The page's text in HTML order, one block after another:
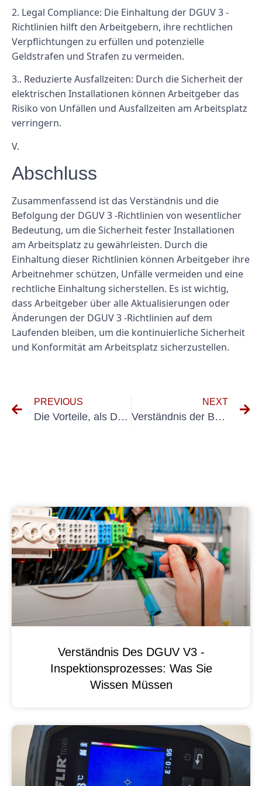
2. Legal Compliance: Die Einhaltung der DGUV 3 -
Richtlinien hilft den Arbeitgebern, ihre rechtlichen
Verpflichtungen zu erfüllen und potenzielle
Geldstrafen und Strafen zu vermeiden.
3.. Reduzierte Ausfallzeiten: Durch die Sicherheit der
elektrischen Installationen können Arbeitgeber das
Risiko von Unfällen und Ausfallzeiten am Arbeitsplatz
verringern.
V.
Abschluss
Zusammenfassend ist das Verständnis und die
Befolgung der DGUV 3 -Richtlinien von wesentlicher
Bedeutung, um die Sicherheit fester Installationen
am Arbeitsplatz zu gewährleisten. Durch die
Einhaltung dieser Richtlinien können Arbeitgeber ihre
Arbeitnehmer schützen, Unfälle vermeiden und eine
rechtliche Einhaltung sicherstellen. Es ist wichtig,
dass Arbeitgeber über alle Aktualisierungen oder
Änderungen der DGUV 3 -Richtlinien auf dem
Laufenden bleiben, um die kontinuierliche Sicherheit
und Konformität am Arbeitsplatz sicherzustellen.
PREVIOUS
Die Vorteile, als DGUV 3-Prüfer selbstständig zu sein
NEXT
Verständnis der Bedeutung von UVV neuung für die Sicherheit des Behälters
Verständnis Des DGUV V3 -
Inspektionsprozesses: Was Sie
Wissen Müssen